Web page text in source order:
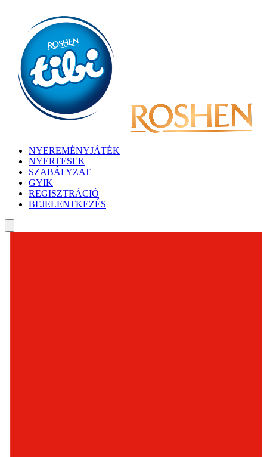
NYEREMÉNYJÁTÉK
NYERTESEK
SZABÁLYZAT
GYIK
REGISZTRÁCIÓ
BEJELENTKEZÉS